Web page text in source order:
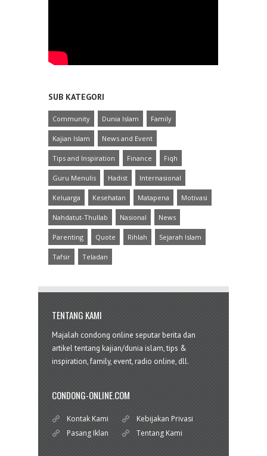
SUB KATEGORI
Community Dunia Islam Family
Kajian Islam News and Event
Tips and Inspiration Finance Fiqh
Guru Menulis Hadist Internasional
Keluarga Kesehatan Matapena Motivasi
Nahdatut-Thullab Nasional News
Parenting Quote Rihlah Sejarah Islam
Tafsir Teladan
TENTANG KAMI
Majalah condong online seputar berita dan
artikel tentang kajian/dunia islam, tips &
inspiration, family, event, radio online, dll.
CONDONG-ONLINE.COM
Kontak Kami
Kebijakan Privasi
Pasang Iklan
Tentang Kami